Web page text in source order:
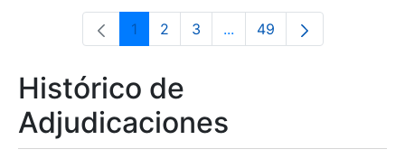
Página
1 Página
2 Página
3 ...Páginas intermedias Use
Página
49
Histórico de
Adjudicaciones